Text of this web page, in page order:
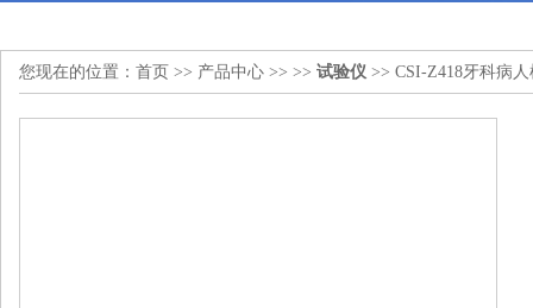
您现在的位置： 首页 >> 产品中心 >> >> 试验仪 >> CSI-Z418牙科病